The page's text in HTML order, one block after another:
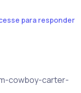
para responder
cowboy-carter-